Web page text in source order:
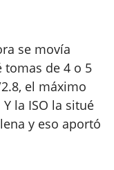
se movía
tomas de 4 o 5
el máximo
la ISO la situé
y eso aportó